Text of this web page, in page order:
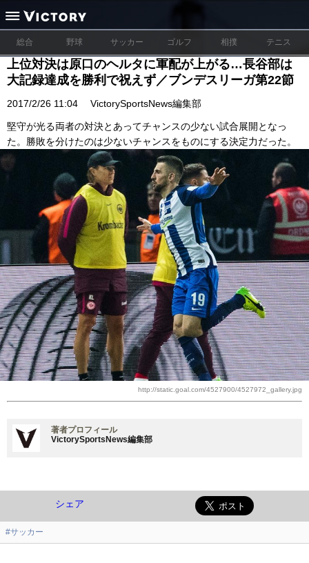
総合 野球 サッカー ゴルフ 相撲 テニス
上位対決は原口のヘルタに軍配が上がる…長谷部は
大記録達成を勝利で祝えず／ブンデスリーガ第22節
2017/2/26 11:04 VictorySportsNews編集部
堅守が光る両者の対決とあってチャンスの少ない試合展開となっ
た。勝敗を分けたのは少ないチャンスをものにする決定力だった。
http://static.goal.com/4527900/4527972_gallery.jpg
著者プロフィール
VictorySportsNews編集部
シェア
#サッカー